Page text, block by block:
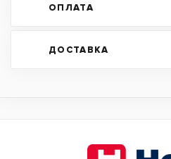
ОПЛАТА
ДОСТАВКА